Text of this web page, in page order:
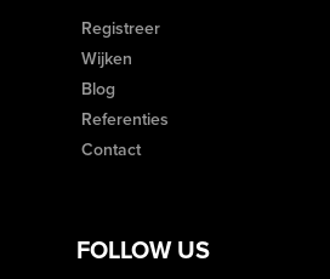
Registreer
Wijken
Blog
Referenties
Contact
FOLLOW US